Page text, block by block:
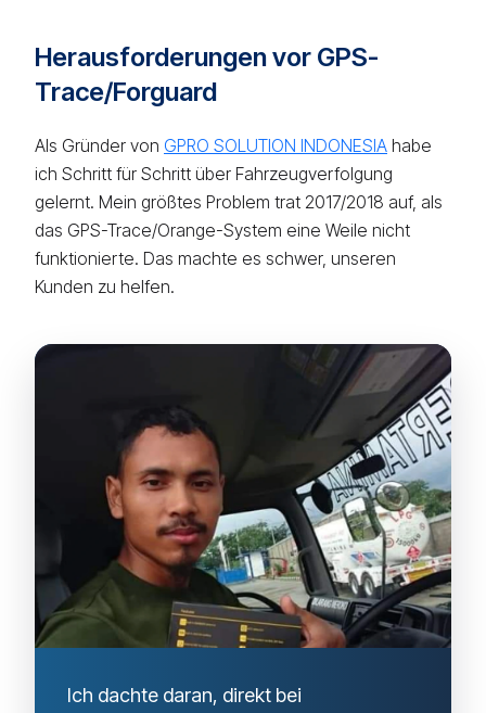
Herausforderungen vor GPS-
Trace/Forguard
Als Gründer von GPRO SOLUTION INDONESIA habe
ich Schritt für Schritt über Fahrzeugverfolgung
gelernt. Mein größtes Problem trat 2017/2018 auf, als
das GPS-Trace/Orange-System eine Weile nicht
funktionierte. Das machte es schwer, unseren
Kunden zu helfen.
Ich dachte daran, direkt bei